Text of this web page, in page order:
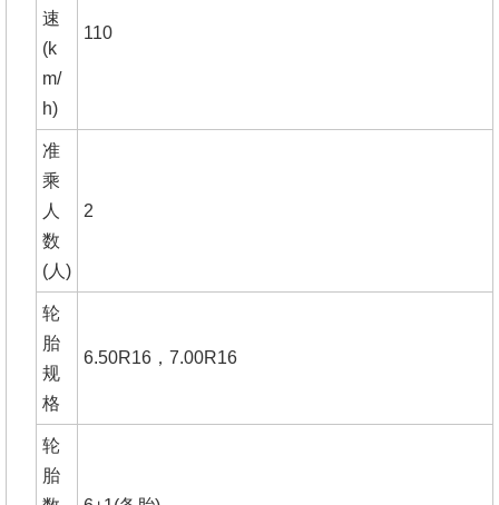
速
(k
m/
h)
110
准
乘
人
数
(人)
2
轮
胎
规
格
6.50R16，7.00R16
轮
胎